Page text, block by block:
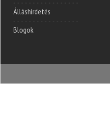
Álláshirdetés
Blogok